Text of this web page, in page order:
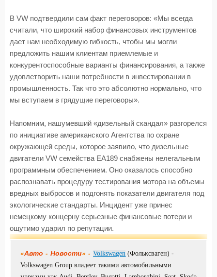
В VW подтвердили сам факт переговоров: «Мы всегда
считали, что широкий набор финансовых инструментов
дает нам необходимую гибкость, чтобы мы могли
предложить нашим клиентам приемлемые и
конкурентоспособные варианты финансирования, а также
удовлетворить наши потребности в инвестировании в
промышленность. Так что это абсолютно нормально, что
мы вступаем в грядущие переговоры».
Напомним, нашумевший «дизельный скандал» разгорелся
по инициативе американского Агентства по охране
окружающей среды, которое заявило, что дизельные
двигатели VW семейства EA189 снабжены нелегальным
программным обеспечением. Оно оказалось способно
распознавать процедуру тестирования мотора на объемы
вредных выбросов и подгонять показатели двигателя под
экологические стандарты. Инцидент уже принес
немецкому концерну серьезные финансовые потери и
ощутимо ударил по репутации.
«Авто -Новости» -Volkswagen (Фольксваген) -
Volkswagen Group владеет такими автомобильными